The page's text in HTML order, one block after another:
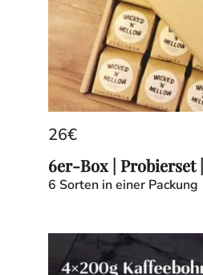
26€
6er-Box | Probierset
6 Sorten in einer Packung